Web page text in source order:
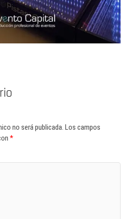
no será publicada. Los campos
*